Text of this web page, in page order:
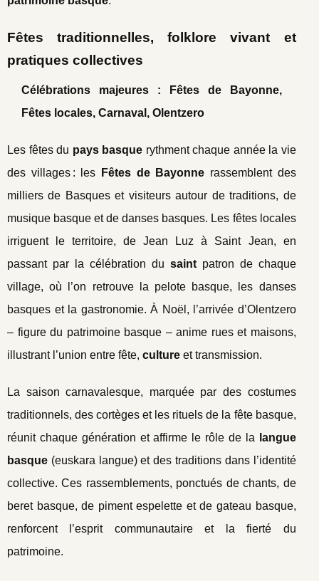
Fêtes traditionnelles, folklore vivant et
pratiques collectives
Célébrations majeures : Fêtes de Bayonne,
Fêtes locales, Carnaval, Olentzero
Les fêtes du pays basque rythment chaque année la vie
des villages : les
Fêtes de Bayonne rassemblent des
milliers de Basques et visiteurs autour de traditions, de
musique basque et de danses basques. Les fêtes locales
irriguent le territoire, de Jean Luz à Saint Jean, en
passant par la célébration du saintpatron de chaque
village, où l’on retrouve la pelote basque, les danses
basques et la gastronomie. À Noël, l’arrivée d’Olentzero
– figure du patrimoine basque – anime rues et maisons,
illustrant l’union entre fête, culture et transmission.
La saison carnavalesque, marquée par des costumes
traditionnels, des cortèges et les rituels de la fête basque,
réunit chaque génération et affirme le rôle de la
langue
basque (euskara langue) et des traditions dans l’identité
collective. Ces rassemblements, ponctués de chants, de
beret basque, de piment espelette et de gateau basque,
renforcent l’esprit communautaire et la fierté du
patrimoine.